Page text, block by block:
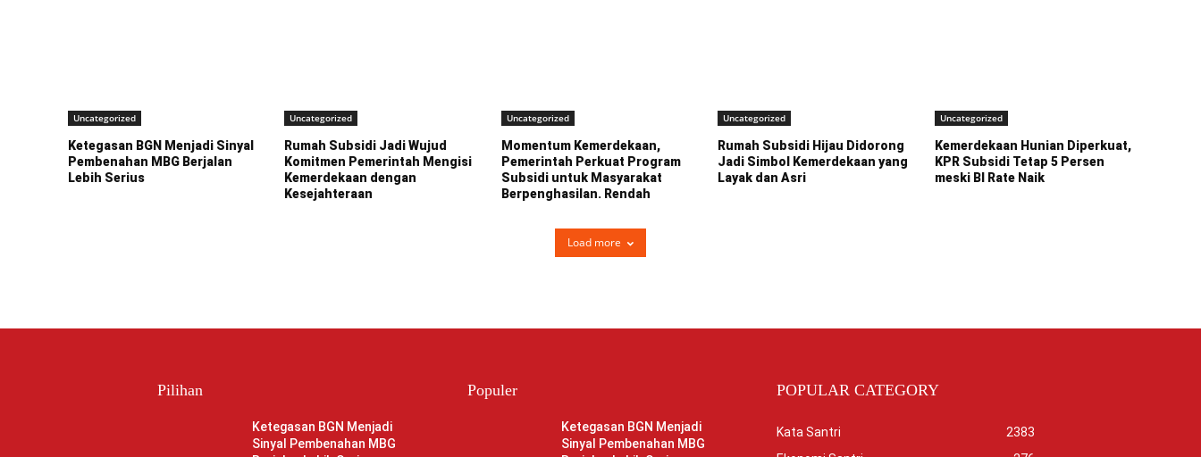
Uncategorized
Ketegasan BGN Menjadi Sinyal
Pembenahan MBG Berjalan
Lebih Serius
Uncategorized
Rumah Subsidi Jadi Wujud
Komitmen Pemerintah Mengisi
Kemerdekaan dengan
Kesejahteraan
Uncategorized
Momentum Kemerdekaan,
Pemerintah Perkuat Program
Subsidi untuk Masyarakat
Berpenghasilan. Rendah
Uncategorized
Rumah Subsidi Hijau Didorong
Jadi Simbol Kemerdekaan yang
Layak dan Asri
Uncategorized
Kemerdekaan Hunian Diperkuat,
KPR Subsidi Tetap 5 Persen
meski BI Rate Naik
Load more
Pilihan
Ketegasan BGN Menjadi
Sinyal Pembenahan MBG
Populer
Ketegasan BGN Menjadi
Sinyal Pembenahan MBG
POPULAR CATEGORY
Kata Santri
2383